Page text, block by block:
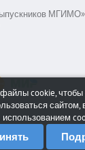
МГИМО»
cookie, чтобы
сайтом,
использованием